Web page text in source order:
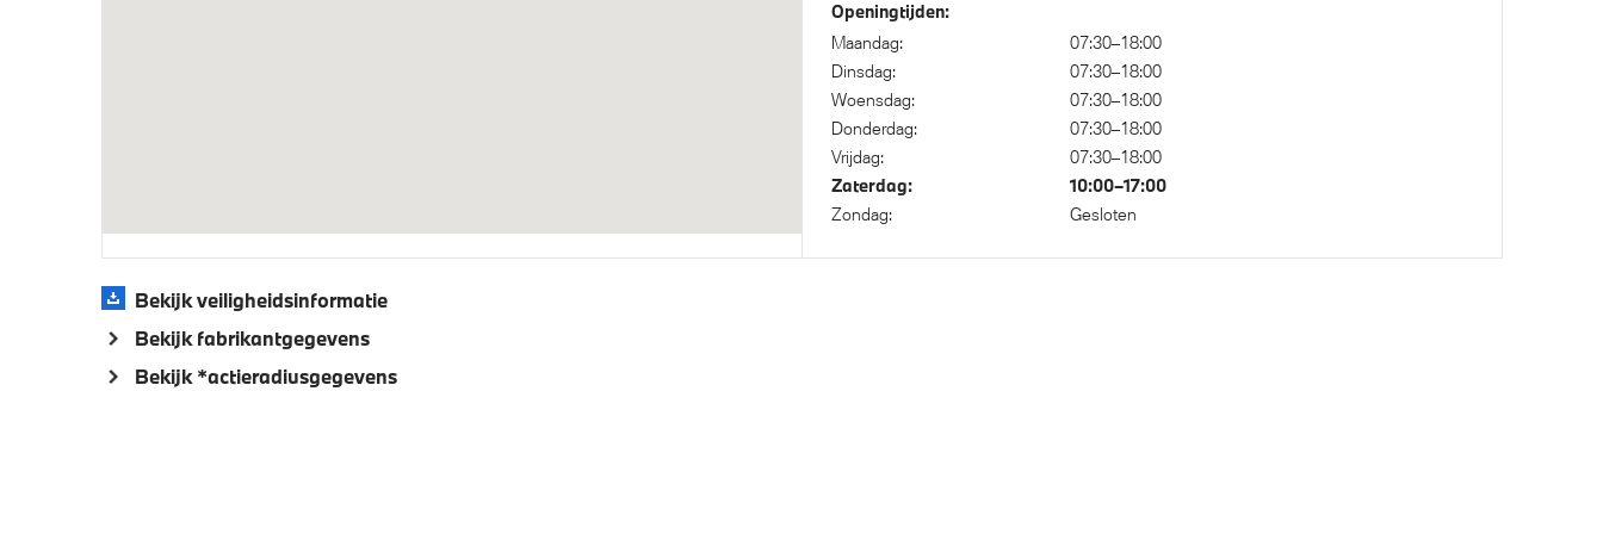
xDrive - Vierwielaandrijving
Openingtijden:
Maandag:
07:30–18:00
Dinsdag:
07:30–18:00
Woensdag:
07:30–18:00
Donderdag:
07:30–18:00
Vrijdag:
07:30–18:00
Zaterdag: 10:00–17:00
Zondag: Gesloten
Bekijk veiligheidsinformatie
Bekijk fabrikantgegevens
Bekijk *actieradiusgegevens